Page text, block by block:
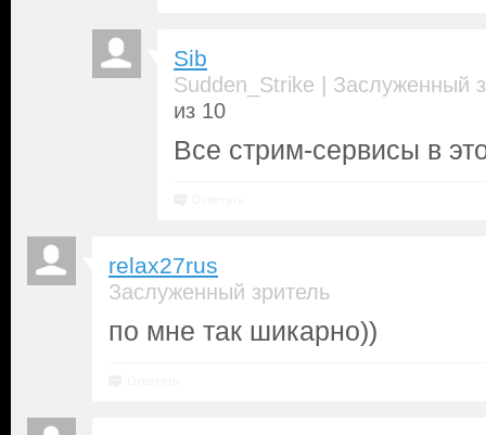
Sib
Sudden_Strike | Заслуженный
из 10
Все стрим-сервисы в
relax27rus
Заслуженный зритель
по мне так шикарно))